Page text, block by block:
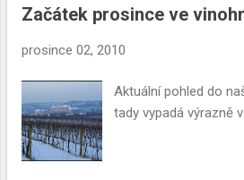
(Kalifornie), 1x
odrůdy z daného
o něco levnější), tzn.
kde už se dá i mluvit
Začátek prosince ve
prosince 02, 2010
Aktuální pohled do
tady vypadá výrazně